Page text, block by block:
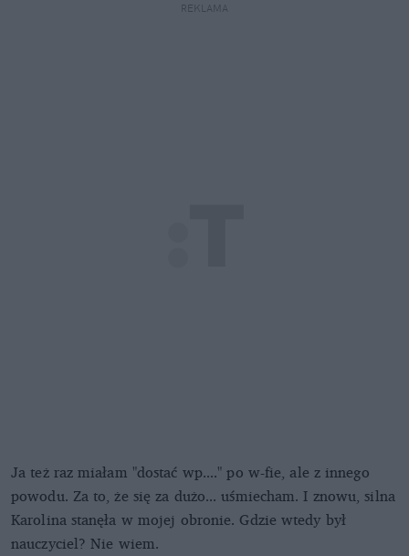
REKLAMA
Ja też raz miałam "dostać wp...." po w-fie, ale z innego
powodu. Za to, że się za dużo... uśmiecham. I znowu, silna
Karolina stanęła w mojej obronie. Gdzie wtedy był
nauczyciel? Nie wiem.